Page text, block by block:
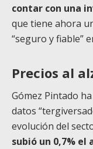
contar con una
que tiene ahora
“seguro y fiable”
Precios al
Gómez Pintado
datos
evolución del
subió un 0,7% el